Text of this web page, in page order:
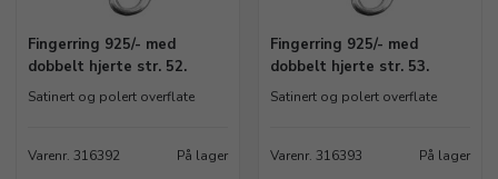
Fingerring 925/- med
dobbelt hjerte str. 52.
Satinert og polert overflate
Varenr. 316392 På lager
Fingerring 925/- med
dobbelt hjerte str. 53.
Satinert og polert overflate
Varenr. 316393 På lager